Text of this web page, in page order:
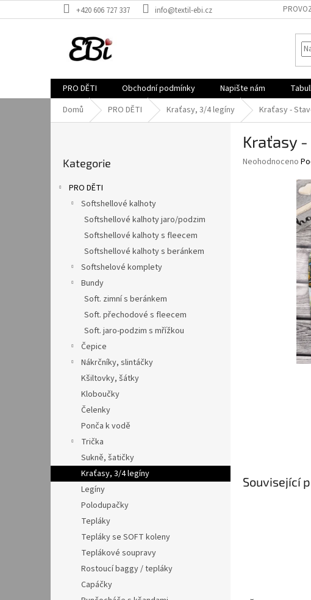
na
+420 606 727 337 info@textil-ebi.cz
PRO DĚTI Obchodní podmínky Napište nám
Domů
PRO DĚTI Kraťasy, 3/4 legíny Kraťasy -
kategorie
Kategorie
PRO DĚTI
Softshellové kalhoty
Softshellové kalhoty jaro/podzim
Softshellové kalhoty s fleecem
Softshellové kalhoty s beránkem
Softshelové komplety
Bundy
Soft. zimní s beránkem
Soft. přechodové s fleecem
Soft. jaro-podzim s mřížkou
Čepice
Nákrčníky, slintáčky
Kšiltovky, šátky
Kloboučky
Čelenky
Ponča k vodě
Trička
Sukně, šatičky
Kraťasy, 3/4 legíny
Legíny
Polodupačky
Tepláky
Tepláky se SOFT koleny
Teplákové soupravy
Rostoucí baggy / tepláky
Capáčky
Kraťasy
Průměrné
Neohodnoceno
Související